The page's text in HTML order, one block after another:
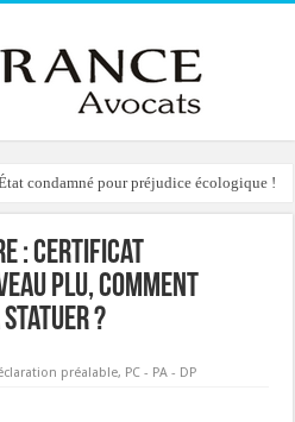
condamné pour préjudice écologique !
: le préfet condamné à délivrer
: certificat
PLU, comment
statuer ?
préalable, PC - PA - DP